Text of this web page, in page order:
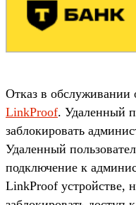
Отказ в обслуживании
LinkProof. Удаленный
заблокировать
Удаленный
подключение к
LinkProof устройстве,